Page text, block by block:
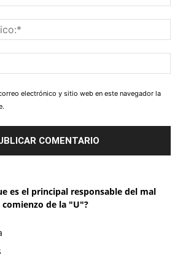
electrónico y sitio web en este navegador la
es el principal responsable del mal
comienzo de la "U"?